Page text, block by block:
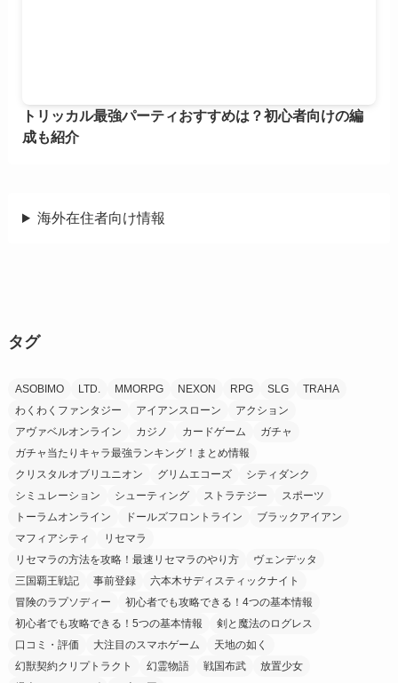
トリッカル最強パーティおすすめは？初心者向けの編
成も紹介
海外在住者向け情報
タグ
ASOBIMO LTD. MMORPG NEXON RPG SLG
TRAHA
わくわくファンタジー
アイアンスローン
アクション
アヴァベルオンライン
カジノ カードゲーム
ガチャ
ガチャ当たりキャラ最強ランキング！まとめ情報
クリスタルオブリユニオン
グリムエコーズ
シティダンク
シミュレーション
シューティング ストラテジー
スポーツ
トーラムオンライン
ドールズフロントライン
ブラックアイアン
マフィアシティ
リセマラ
リセマラの方法を攻略！最速リセマラのやり方
ヴェンデッタ
三国覇王戦記
事前登録
六本木サディスティックナイト
冒険のラプソディー
初心者でも攻略できる！4つの基本情報
初心者でも攻略できる！5つの基本情報
剣と魔法のログレス
口コミ・評価
大注目のスマホゲーム
天地の如く
幻獣契約クリプトラクト
幻霊物語 戦国布武
放置少女